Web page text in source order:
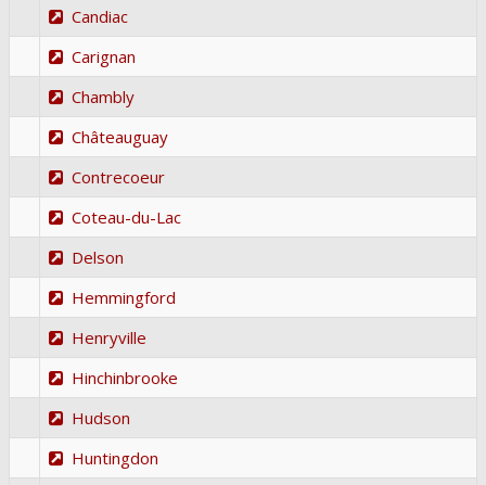
Candiac
Carignan
Chambly
Châteauguay
Contrecoeur
Coteau-du-Lac
Delson
Hemmingford
Henryville
Hinchinbrooke
Hudson
Huntingdon